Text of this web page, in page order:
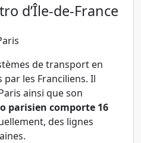
d’Île-de-France
de transport en
les Franciliens. Il
ainsi que son
parisien comporte 16
des lignes